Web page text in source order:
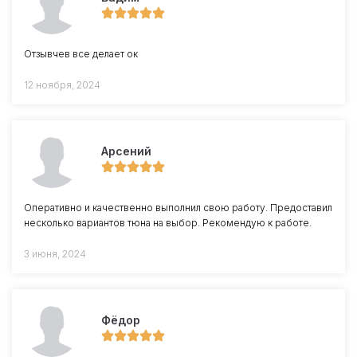
Отзывчев все делает ок
12 ноября, 2024
Арсений
Оперативно и качественно выполнил свою работу. Предоставил
несколько вариантов тюна на выбор. Рекомендую к работе.
3 июня, 2024
Фёдор